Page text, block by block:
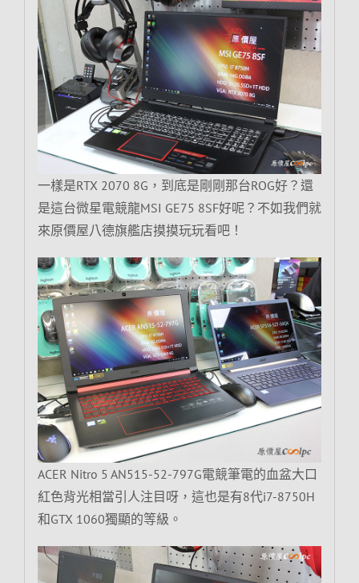
一樣是RTX 2070 8G，到底是剛剛那台ROG好？還
是這台微星電競龍MSI GE75 8SF好呢？不如我們就
來原價屋八德旗艦店摸摸玩玩看吧！
ACER Nitro 5 AN515-52-797G電競筆電的血盆大口
紅色背光相當引人注目呀，這也是有8代i7-8750H
和GTX 1060獨顯的等級。